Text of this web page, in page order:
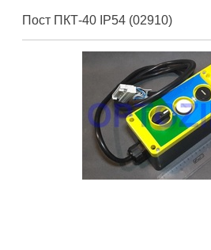
Пост ПКТ-40 IP54 (02910)